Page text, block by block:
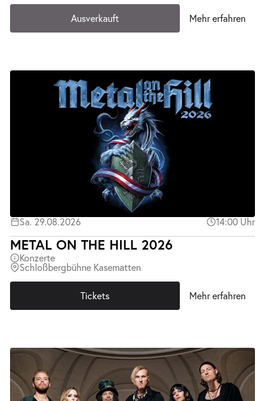
Ausverkauft Mehr erfahren
Sa. 29.08.2026 14:00 Uhr
METAL ON THE HILL 2026
Konzerte
Schloßbergbühne Kasematten
Tickets Mehr erfahren